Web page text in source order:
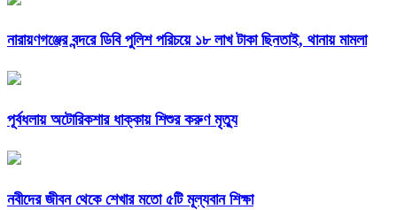
নারায়ণগঞ্জের বন্দরে ডিবি পুলিশ পরিচয়ে ১৮ লাখ টাকা ছিনতাই, থানায় মামলা
পূর্বধলায় অটোরিকশার ধাক্কায় শিশুর করুণ মৃত্যু
নবীদের জীবন থেকে শেখার মতো ৫টি মূল্যবান শিক্ষা